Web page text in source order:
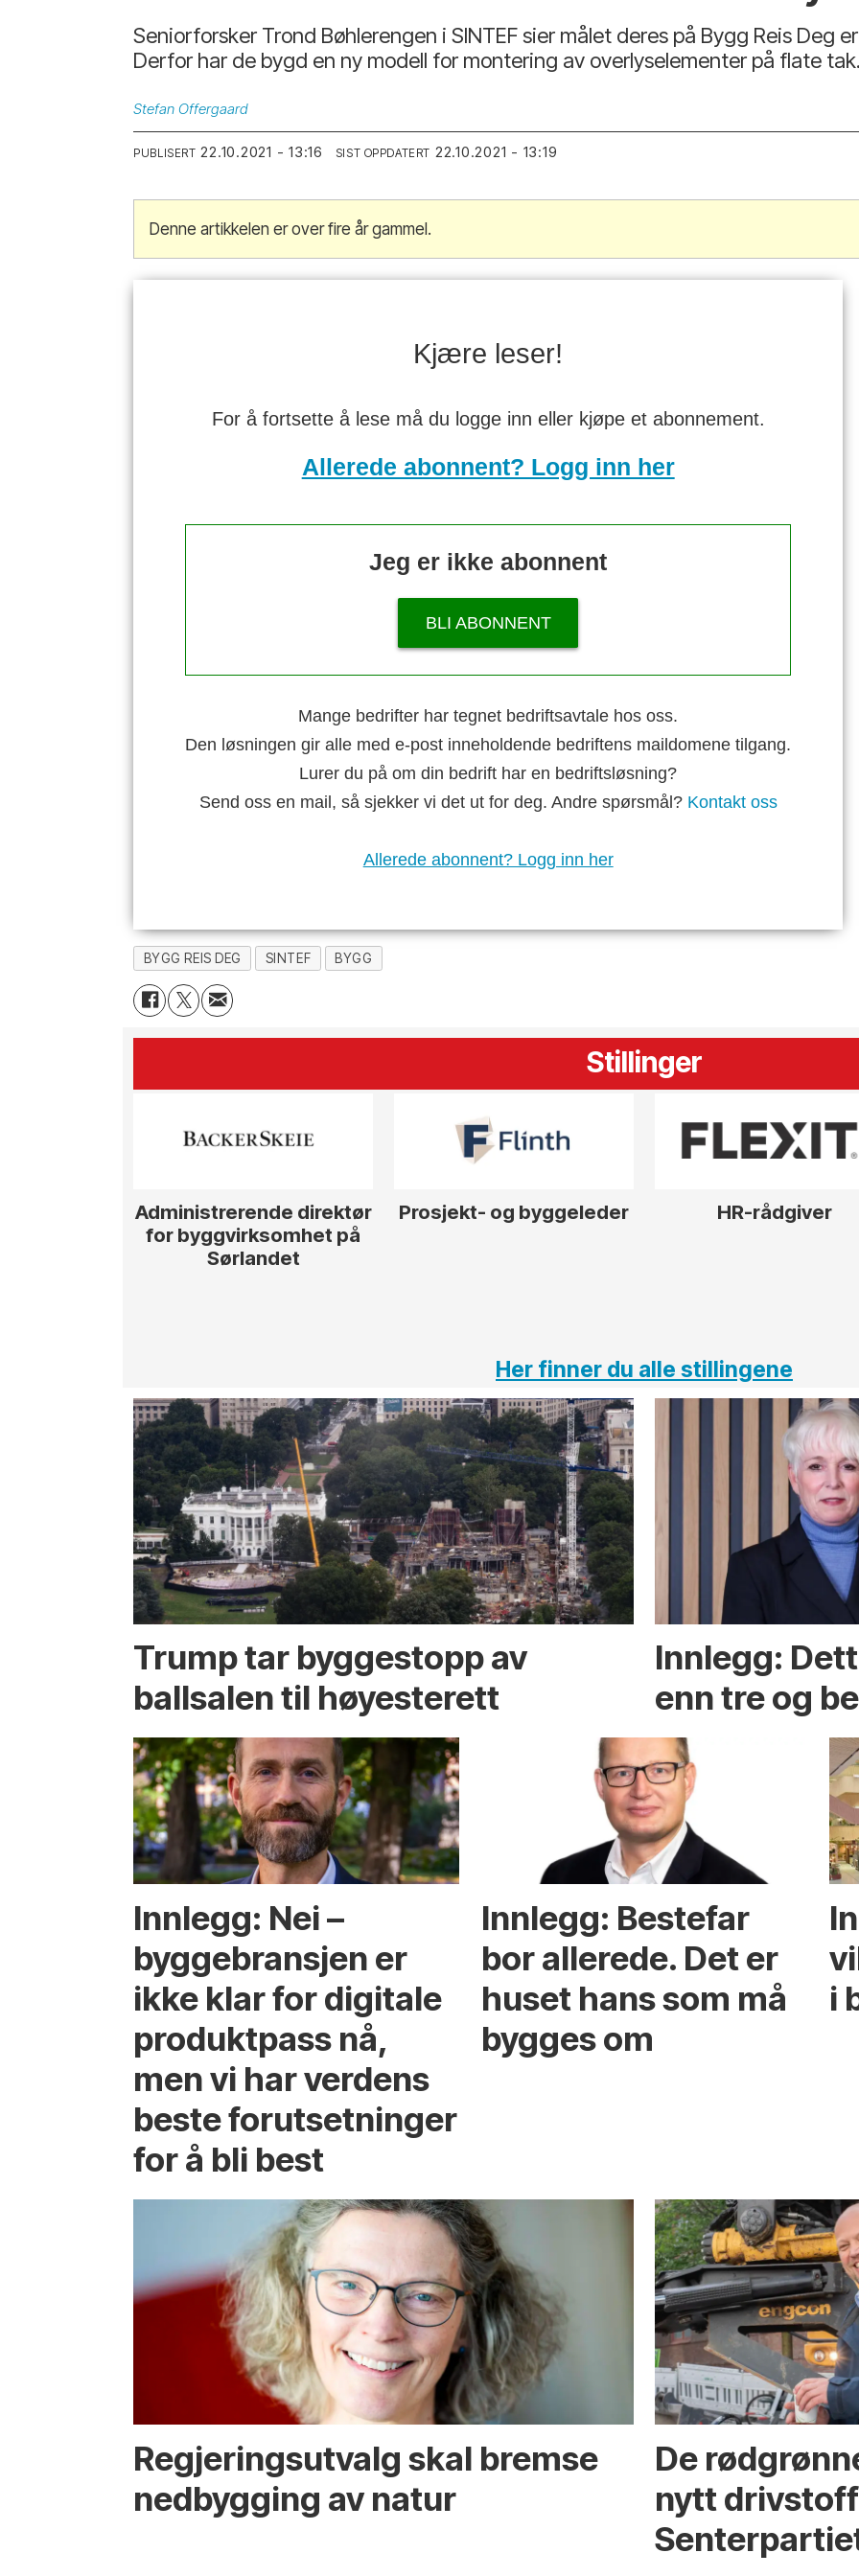
Seniorforsker Trond Bøhlerengen i SINTEF sier målet deres på Bygg Reis Deg
Derfor har de bygd en ny modell for montering av overlyselementer på flate tak.
Stefan Offergaard
PUBLISERT 22.10.2021 - 13:16 SIST OPPDATERT 22.10.2021 - 13:19
Denne artikkelen er over fire år gammel.
Kjære leser!
For å fortsette å lese må du logge inn eller kjøpe et abonnement.
Allerede abonnent? Logg inn her
Jeg er ikke abonnent
BLI ABONNENT
Mange bedrifter har tegnet bedriftsavtale hos oss.
Den løsningen gir alle med e-post inneholdende bedriftens maildomene tilgang.
Lurer du på om din bedrift har en bedriftsløsning?
Send oss en mail, så sjekker vi det ut for deg. Andre spørsmål? Kontakt oss
Allerede abonnent? Logg inn her
BYGG REIS DEG SINTEF BYGG
Stillinger
Administrerende direktør
for byggvirksomhet på
Sørlandet
Prosjekt- og byggeleder HR-rådgiver
Her finner du alle stillingene
Trump tar byggestopp av
ballsalen til høyesterett
Innlegg:
enn tre og
Innlegg: Nei –
byggebransjen er
ikke klar for digitale
produktpass nå,
men vi har verdens
beste forutsetninger
for å bli best
Innlegg: Bestefar
bor allerede. Det er
huset hans som må
bygges om
i
Regjerings­utvalg skal bremse
ned­bygging av natur
De
nytt